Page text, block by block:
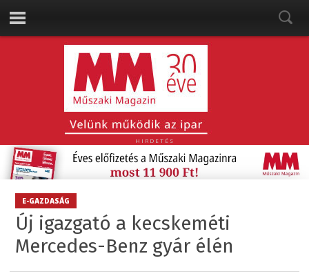
HIRDETÉS
E-GAZDASÁG
Új igazgató a kecskeméti
Mercedes-Benz gyár élén